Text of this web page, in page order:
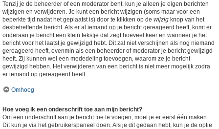
Tenzij je de beheerder of een moderator bent, kun je alleen je eigen berichten
wijzigen en verwijderen. Je kunt een bericht wijzigen (soms maar voor een
beperkte tijd nadat het geplaatst is) door te klikken op de wijzig knop van het
desbetreffende bericht. Als er al iemand op je bericht gereageerd heeft, komt er
onderaan je bericht een klein tekstje dat zegt hoeveel keer en wanneer je het
bericht voor het laatst je gewijzigd hebt. Dit zal niet verschijnen als nog niemand
gereageerd heeft, evenmin als een beheerder of moderator je bericht gewijzigd
heeft. Zij kunnen wel een mededeling toevoegen, waarom ze je bericht
gewijzigd hebben. Het verwijderen van een bericht is niet meer mogelijk zodra
er iemand op gereageerd heeft.
Omhoog
Hoe voeg ik een onderschrift toe aan mijn bericht?
Om een onderschrift aan je bericht toe te voegen, moet je er eerst één maken.
Dit kun je via het gebruikerspaneel doen. Als je dit gedaan hebt, kun je de optie